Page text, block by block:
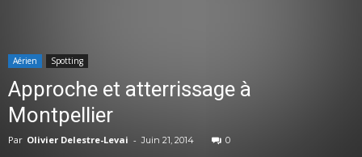
Aérien Spotting
Approche et atterrissage à
Montpellier
Par Olivier Delestre-Levai - Juin 21, 2014 0